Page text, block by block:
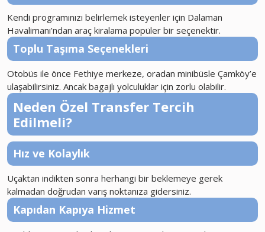
Kendi programınızı belirlemek isteyenler için Dalaman
Havalimanı’ndan araç kiralama popüler bir seçenektir.
Toplu Taşıma Seçenekleri
Otobüs ile önce Fethiye merkeze, oradan minibüsle Çamköy’e
ulaşabilirsiniz. Ancak bagajlı yolculuklar için zorlu olabilir.
Neden Özel Transfer Tercih
Edilmeli?
Hız ve Kolaylık
Uçaktan indikten sonra herhangi bir beklemeye gerek
kalmadan doğrudan varış noktanıza gidersiniz.
Kapıdan Kapıya Hizmet